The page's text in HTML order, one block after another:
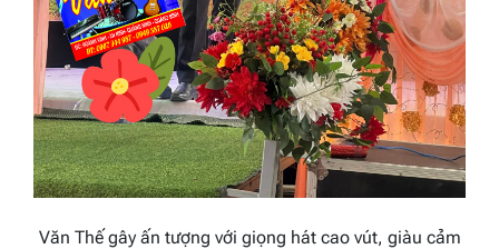
Văn Thế gây ấn tượng với giọng hát cao vút, giàu cảm